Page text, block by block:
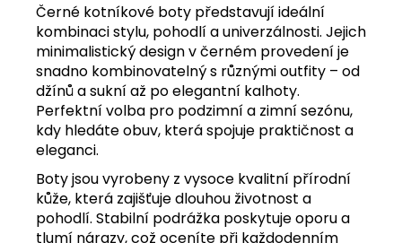
Černé kotníkové boty představují ideální
kombinaci stylu, pohodlí a univerzálnosti. Jejich
minimalistický design v černém provedení je
snadno kombinovatelný s různými outfity – od
džínů a sukní až po elegantní kalhoty.
Perfektní volba pro podzimní a zimní sezónu,
kdy hledáte obuv, která spojuje praktičnost a
eleganci.
Boty jsou vyrobeny z vysoce kvalitní přírodní
kůže, která zajišťuje dlouhou životnost a
pohodlí. Stabilní podrážka poskytuje oporu a
tlumí nárazy, což oceníte při každodenním